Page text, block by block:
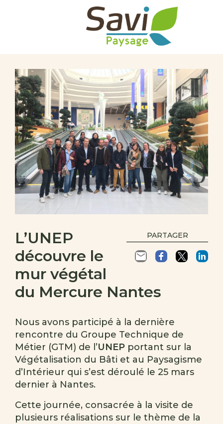
PARTAGER
L’UNEP
découvre le
mur végétal
du Mercure Nantes
Nous avons participé à la dernière
rencontre du Groupe Technique de
Métier (GTM) de l’UNEP portant sur la
Végétalisation du Bâti et au Paysagisme
d’Intérieur qui s’est déroulé le 25 mars
dernier à Nantes.
Cette journée, consacrée à la visite de
plusieurs réalisations sur le thème de la